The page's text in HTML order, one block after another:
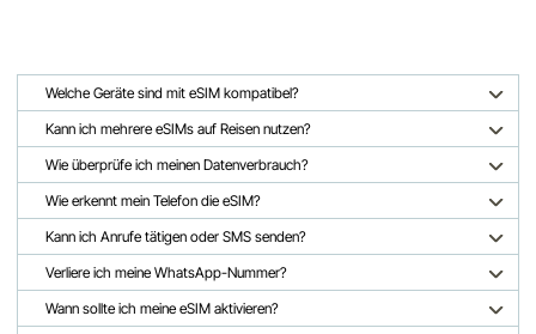
Welche Geräte sind mit eSIM kompatibel?
Kann ich mehrere eSIMs auf Reisen nutzen?
Wie überprüfe ich meinen Datenverbrauch?
Wie erkennt mein Telefon die eSIM?
Kann ich Anrufe tätigen oder SMS senden?
Verliere ich meine WhatsApp-Nummer?
Wann sollte ich meine eSIM aktivieren?